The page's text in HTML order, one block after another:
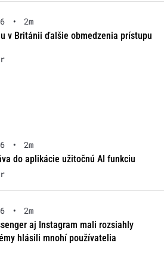
•
2m
v Británii ďalšie obmedzenia prístupu
•
2m
do aplikácie užitočnú AI funkciu
•
2m
aj Instagram mali rozsiahly
hlásili mnohí používatelia